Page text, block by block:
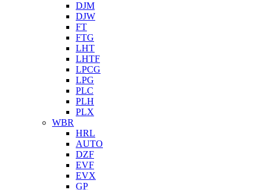
DJM
DJW
FT
FTG
LHT
LHTF
LPCG
LPG
PLC
PLH
PLX
WBR
HRL
AUTO
DZF
EVF
EVX
GP